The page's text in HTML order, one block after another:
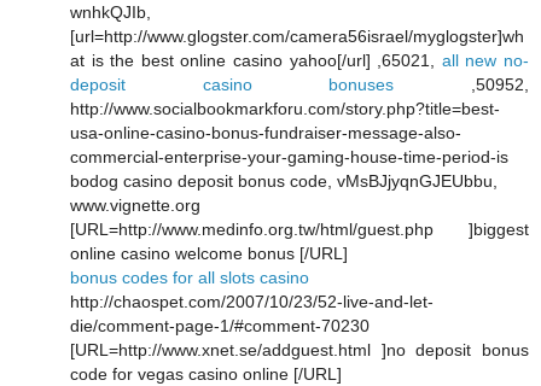
wnhkQJIb,
[url=http://www.glogster.com/camera56israel/myglogster]wh
at is the best online casino yahoo[/url] ,65021, all new no-
deposit casino bonuses ,50952,
http://www.socialbookmarkforu.com/story.php?title=best-
usa-online-casino-bonus-fundraiser-message-also-
commercial-enterprise-your-gaming-house-time-period-is
bodog casino deposit bonus code, vMsBJjyqnGJEUbbu,
www.vignette.org
[URL=http://www.medinfo.org.tw/html/guest.php ]biggest
online casino welcome bonus [/URL]
bonus codes for all slots casino
http://chaospet.com/2007/10/23/52-live-and-let-
die/comment-page-1/#comment-70230
[URL=http://www.xnet.se/addguest.html ]no deposit bonus
code for vegas casino online [/URL]